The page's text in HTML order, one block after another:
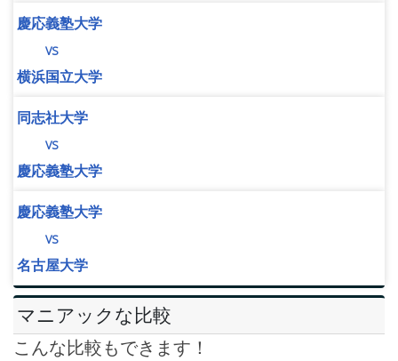
慶応義塾大学
vs
横浜国立大学
同志社大学
vs
慶応義塾大学
慶応義塾大学
vs
名古屋大学
マニアックな比較
こんな比較もできます！